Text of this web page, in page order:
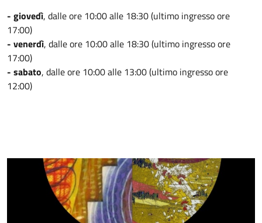
- giovedì, dalle ore 10:00 alle 18:30 (ultimo ingresso ore
17:00)
- venerdì, dalle ore 10:00 alle 18:30 (ultimo ingresso ore
17:00)
- sabato, dalle ore 10:00 alle 13:00 (ultimo ingresso ore
12:00)